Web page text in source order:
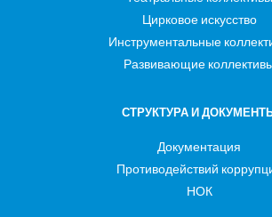
Цирковое искусство
Инструментальные
Развивающие
СТРУКТУРА И
Документация
Противодействий
НОК